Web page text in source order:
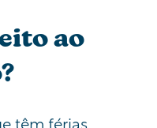
ao
têm férias